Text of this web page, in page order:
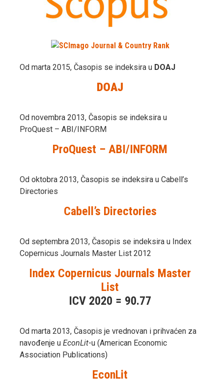
Od marta 2015, Časopis se indeksira u DOAJ
DOAJ
Od novembra 2013, Časopis se indeksira u
ProQuest – ABI/INFORM
ProQuest – ABI/INFORM
Od oktobra 2013, Časopis se indeksira u Cabell’s
Directories
Cabell’s Directories
Od septembra 2013, Časopis se indeksira u Index
Copernicus Journals Master List 2012
Index Copernicus Journals Master
List
ICV 2020 = 90.77
Od marta 2013, Časopis je vrednovan i prihvaćen za
navođenje u EconLit-u (American Economic
Association Publications)
EconLit